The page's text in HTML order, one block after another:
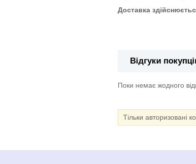
Доставка
Відгуки
Поки немає жодного
Тільки авторизовані